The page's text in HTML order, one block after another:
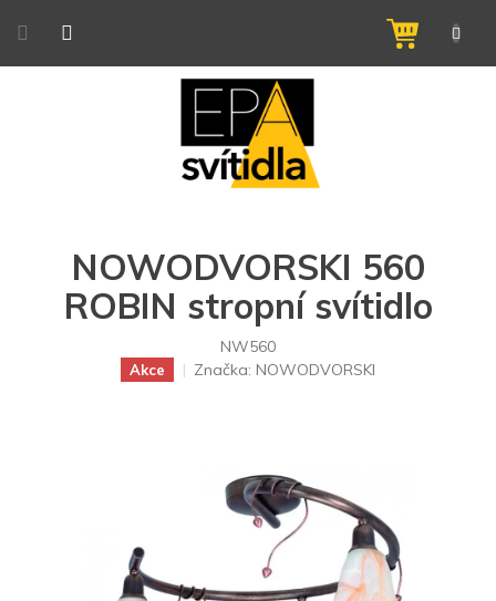
NÁKUPNÍ
KOŠÍK
NOWODVORSKI 560
ROBIN stropní svítidlo
NW560
Akce Značka: NOWODVORSKI